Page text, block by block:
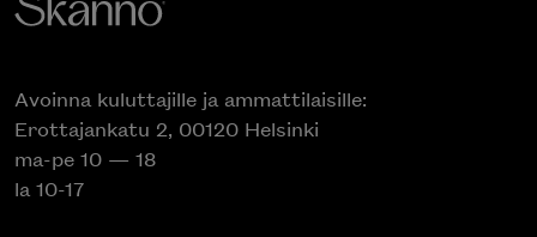
Avoinna kuluttajille ja ammattilaisille:
Erottajankatu 2, 00120 Helsinki
ma-pe 10 — 18
la 10-17